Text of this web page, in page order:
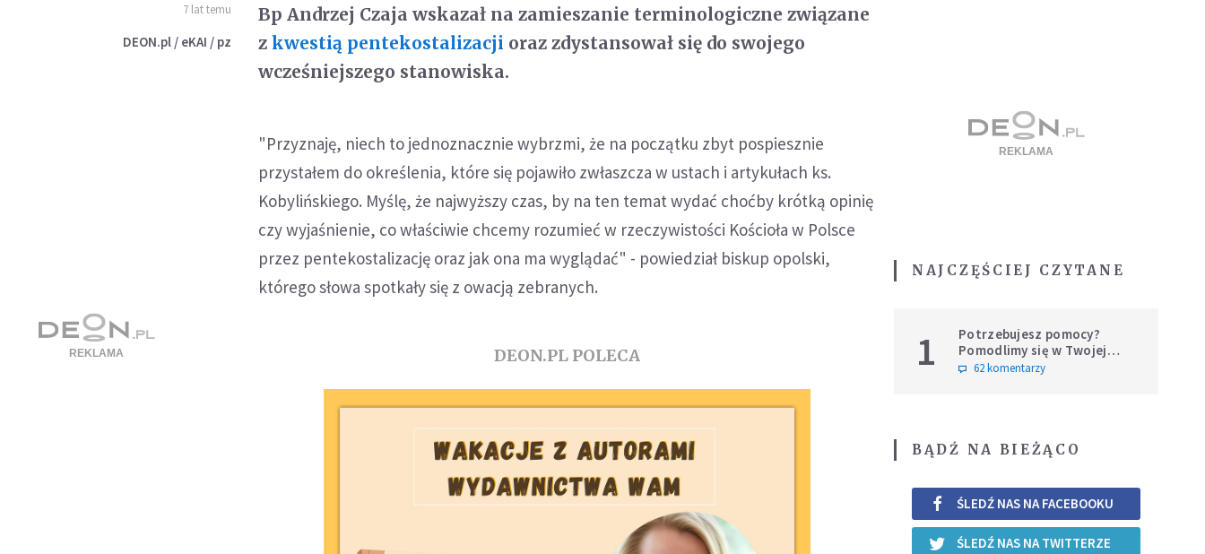
7 lat temu
DEON.pl / eKAI / pz
Bp Andrzej Czaja wskazał na zamieszanie terminologiczne związane
zkwestią pentekostalizacji oraz zdystansował się do swojego
wcześniejszego stanowiska.
"Przyznaję, niech to jednoznacznie wybrzmi, że na początku zbyt pospiesznie
przystałem do określenia, które się pojawiło zwłaszcza w ustach i artykułach ks.
Kobylińskiego. Myślę, że najwyższy czas, by na ten temat wydać choćby krótką opinię
czy wyjaśnienie, co właściwie chcemy rozumieć w rzeczywistości Kościoła w Polsce
przez pentekostalizację oraz jak ona ma wyglądać" - powiedział biskup opolski,
którego słowa spotkały się z owacją zebranych.
DEON.PL POLECA
NAJCZĘŚCIEJ CZYTANE
1
Potrzebujesz pomocy?
Pomodlimy się w Twojej
intencji
62 komentarzy
BĄDŹ NA BIEŻĄCO
ŚLEDŹ NAS NA FACEBOOKU
ŚLEDŹ NAS NA TWITTERZE